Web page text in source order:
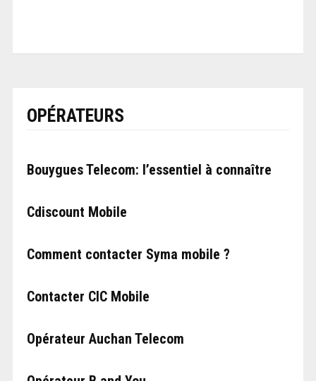
OPÉRATEURS
Bouygues Telecom: l’essentiel à connaître
Cdiscount Mobile
Comment contacter Syma mobile ?
Contacter CIC Mobile
Opérateur Auchan Telecom